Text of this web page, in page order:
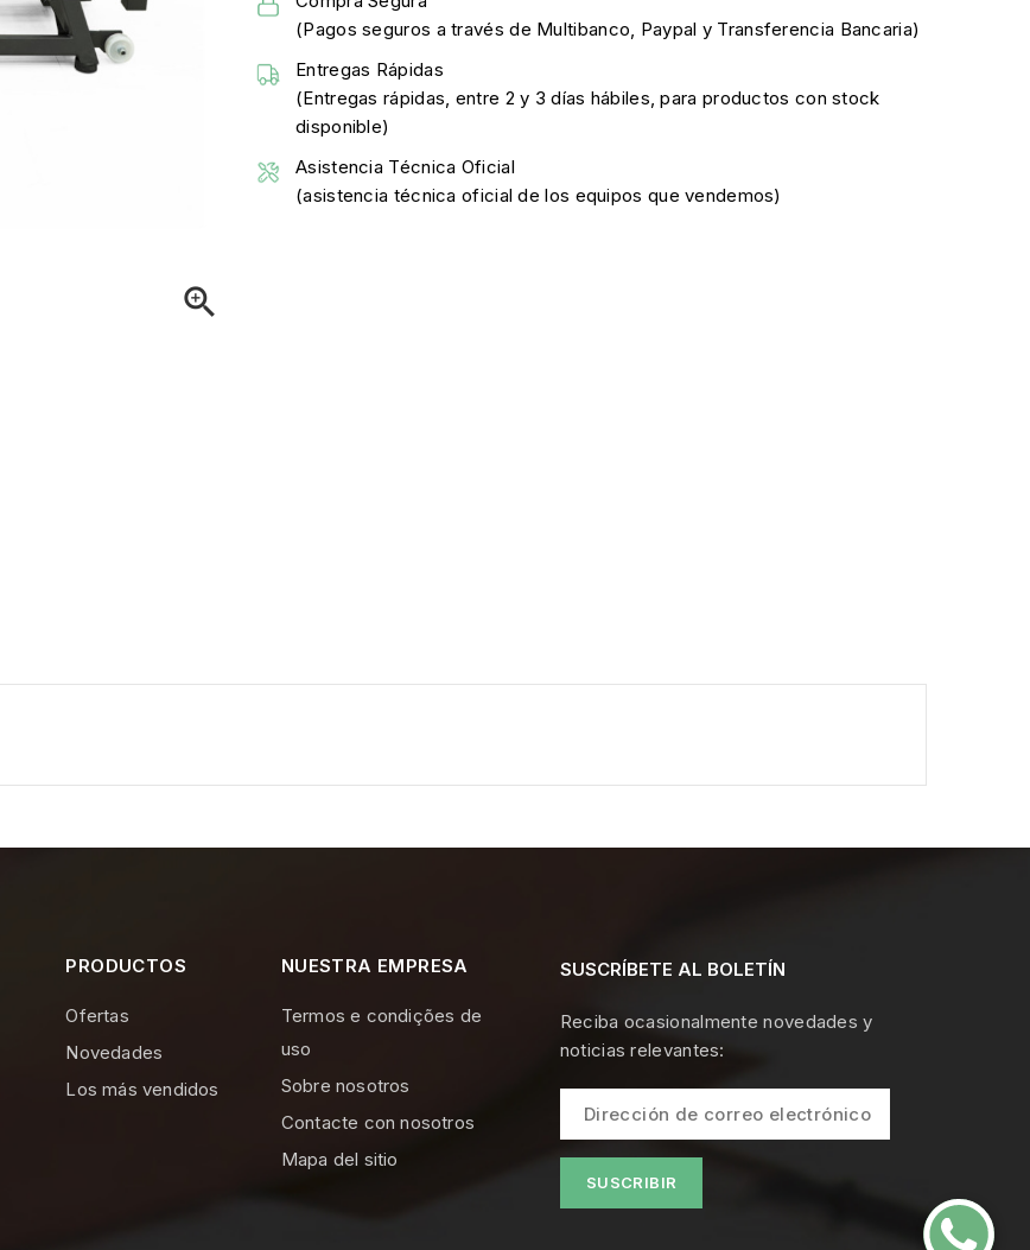

(Pagos seguros a través de Multibanco, Paypal y Transferencia Bancaria)
Entregas Rápidas
(Entregas rápidas, entre 2 y 3 días hábiles, para productos con stock
disponible)
Asistencia Técnica Oficial
(asistencia técnica oficial de los equipos que vendemos)
PRODUCTOS
Ofertas
Novedades
Los más vendidos
NUESTRA EMPRESA
Termos e condições de
uso
Sobre nosotros
Contacte con nosotros
Mapa del sitio
SUSCRÍBETE AL BOLETÍN
Reciba ocasionalmente novedades y
noticias relevantes: